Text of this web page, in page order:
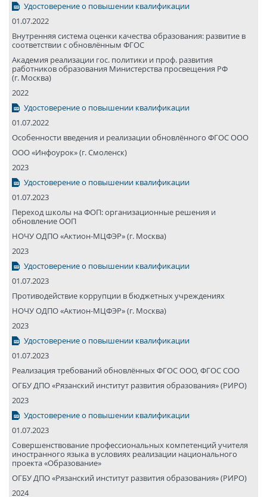
Удостоверение о повышении квалификации
01.07.2022
Внутренняя система оценки качества образования: развитие в
соответствии с обновлённым ФГОС
Академия реализации гос. политики и проф. развития
работников образования Министерства просвещения РФ
(г. Москва)
2022
Удостоверение о повышении квалификации
01.07.2022
Особенности введения и реализации обновлённого ФГОС ООО
ООО «Инфоурок» (г. Смоленск)
2023
Удостоверение о повышении квалификации
01.07.2023
Переход школы на ФОП: организационные решения и
обновление ООП
НОЧУ ОДПО «Актион-МЦФЭР» (г. Москва)
2023
Удостоверение о повышении квалификации
01.07.2023
Противодействие коррупции в бюджетных учреждениях
НОЧУ ОДПО «Актион-МЦФЭР» (г. Москва)
2023
Удостоверение о повышении квалификации
01.07.2023
Реализация требований обновлённых ФГОС ООО, ФГОС СОО
ОГБУ ДПО «Рязанский институт развития образования» (РИРО)
2023
Удостоверение о повышении квалификации
01.07.2023
Совершенствование профессиональных компетенций учителя
иностранного языка в условиях реализации национального
проекта «Образование»
ОГБУ ДПО «Рязанский институт развития образования» (РИРО)
2024